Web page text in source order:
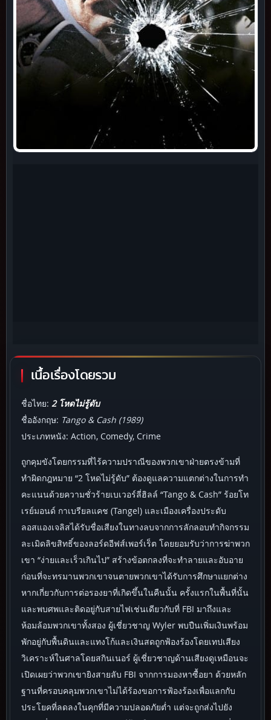
เนื้อเรื่องโดยรวม
ชื่อไทย: 2 โหดไม่รู้ดับ
ชื่ออังกฤษ: Tango & Cash (1989)
ประเภทหนัง: Action, Comedy, Crime
ถูกคุมขังโดยกรรมที่ไร้ความปราณีของพวกเขาฝ่ายตรงข้ามที่
ทำผิดกฎหมาย “2 โหดไม่รู้ดับ” ต้องดูแลความแตกต่างในการทำ
คะแนนด้วยความชั่วร้ายเบเวอร์ลี่ฮิลล์ “Tango & Cash” ร้อยโท
เรย์มอนด์ กาเบรียลแคช (Tangel) และเมืองเครื่องประดับ
ลอสแองเจลิสได้รับชื่อเสียงในทางลบจากการลักลอบทำกิจกรรม
ละเมิดลิขสิทธิ์ของลอร์ดอีฟส์เพอร์เร็ต โดยยอมรับว่าการฆ่าพวก
เขา “ง่ายและเร็วเกินไป” สร้างข้อตกลงที่จะทำลายและอับอาย
ก่อนที่จะทรมานพวกเขาจนตายพวกเขาได้รับการศึกษาแยกต่าง
หากเกี่ยวกับการต่อรองยาที่เกิดขึ้นในคืนนั้น ครั้งแรกในพื้นที่นั้น
และพบศพและติดอยู่กับสายไฟเช่นเดียวกับที่ FBI มาถึงและ
ห้อมล้อมพวกเขาทั้งสอง ผู้เชี่ยวชาญ Wyler พบปืนเพิ่มเงินพร้อม
พักอยู่กับพื้นดินและแทงโก้และเงินสดถูกฟ้องร้องโดยเทปเสียง
วิเคราะห์ในศาลโดยสกินเนอร์ ผู้เชี่ยวชาญด้านเสียงดูเหมือนจะ
เปิดเผยว่าพวกเขายิงสายลับ FBI จากการมองหาซื้อยา ด้วยหลัก
ฐานที่ครอบคลุมพวกเขาไม่ได้ร้องขอการฟ้องร้องเพื่อแลกกับ
ประโยคที่ลดลงในคุกที่มีความปลอดภัยต่ำ แต่จะถูกส่งไปยัง